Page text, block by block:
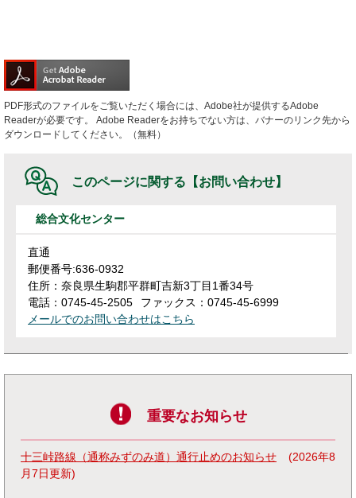
PDF形式のファイルをご覧いただく場合には、Adobe社が提供するAdobe
Readerが必要です。
Adobe Readerをお持ちでない方は、バナーのリンク先から
ダウンロードしてください。（無料）
このページに関する 【お問い合わせ】
総合文化センター
直通
郵便番号:636-0932
住所：奈良県生駒郡平群町吉新3丁目1番34号
電話：0745-45-2505
ファックス：0745-45-6999
メールでのお問い合わせはこちら
重要なお知らせ
十三峠路線（通称みずのみ道）通行止めのお知らせ
2026年8
月7日更新